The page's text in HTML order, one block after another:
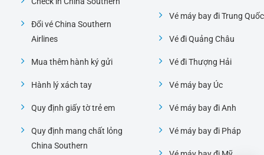
Đổi vé China Southern
Airlines
Mua thêm hành ký gửi
Hành lý xách tay
Quy định giấy tờ trẻ em
Quy định mang chất lỏng
China Southern
Vé máy bay đi Trung Quốc
Vé đi Quảng Châu
Vé đi Thượng Hải
Vé máy bay Úc
Vé máy bay đi Anh
Vé máy bay đi Pháp